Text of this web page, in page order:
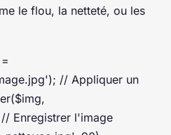
le flou, la netteté, ou les
// Appliquer un
// Enregistrer l'image